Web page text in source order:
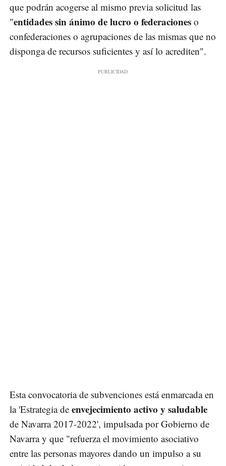
que podrán acogerse al mismo previa solicitud las
"entidades sin ánimo de lucro o federaciones o
confederaciones o agrupaciones de las mismas que no
disponga de recursos suficientes y así lo acrediten".
Esta convocatoria de subvenciones está enmarcada en
la 'Estrategia de envejecimiento activo y saludable
de Navarra 2017-2022', impulsada por Gobierno de
Navarra y que "refuerza el movimiento asociativo
entre las personas mayores dando un impulso a su